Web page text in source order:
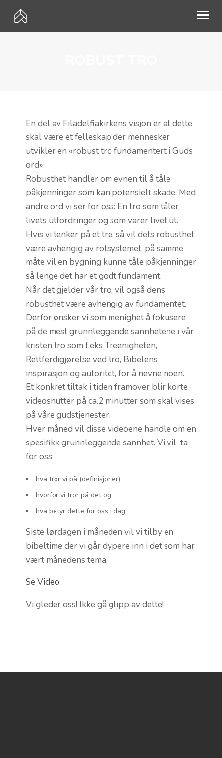
KALENDER
MISJON
UTLEIE
KONTAKT
MIN SIDE
VEIEN
En del av Filadelfiakirkens visjon er at dette
skal være et felleskap der mennesker
utvikler en «robust tro fundamentert i Guds
ord»
Robusthet handler om evnen til å tåle
påkjenninger som kan potensielt skade. Med
andre ord vi ser for oss: En tro som tåler
livets utfordringer og som varer livet ut.
Hvis vi tenker på et tre, så vil dets robusthet
være avhengig av rotsystemet, på samme
måte vil en bygning kunne tåle påkjenninger
så lenge det har et godt fundament.
Når det gjelder vår tro, vil også dens
robusthet være avhengig av fundamentet.
Derfor ønsker vi som menighet å fokusere
på de mest grunnleggende sannhetene i vår
kristen tro som f.eks Treenigheten,
Rettferdigjørelse ved tro, Bibelens
inspirasjon og autoritet, for å nevne noen.
Et konkret tiltak i tiden framover blir korte
videosnutter på ca.2 minutter som skal vises
på våre gudstjenester.
Hver måned vil disse videoene handle om en
spesifikk grunnleggende sannhet. Vi vil ta
for oss:
hva tror vi på (definisjoner)
hvorfor vi tror på det og
hva betyr dette for oss i dag.
Siste lørdagen i måneden vil vi tilby en
bibeltime der vi går dypere inn i det som har
vært månedens tema.
Se Video
Vi gleder oss! Ikke gå glipp av dette!